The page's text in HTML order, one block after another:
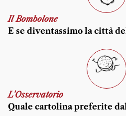
Il Bombolone
E se diventassimo la città
L'Osservatorio
Quale cartolina preferite